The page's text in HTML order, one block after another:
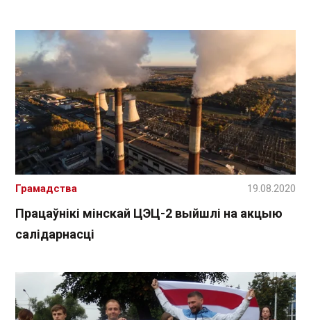
Працаўнікі мінскай ЦЭЦ-2 выйшлі на акцыю
салідарнасці
Грамадства 19.08.2020